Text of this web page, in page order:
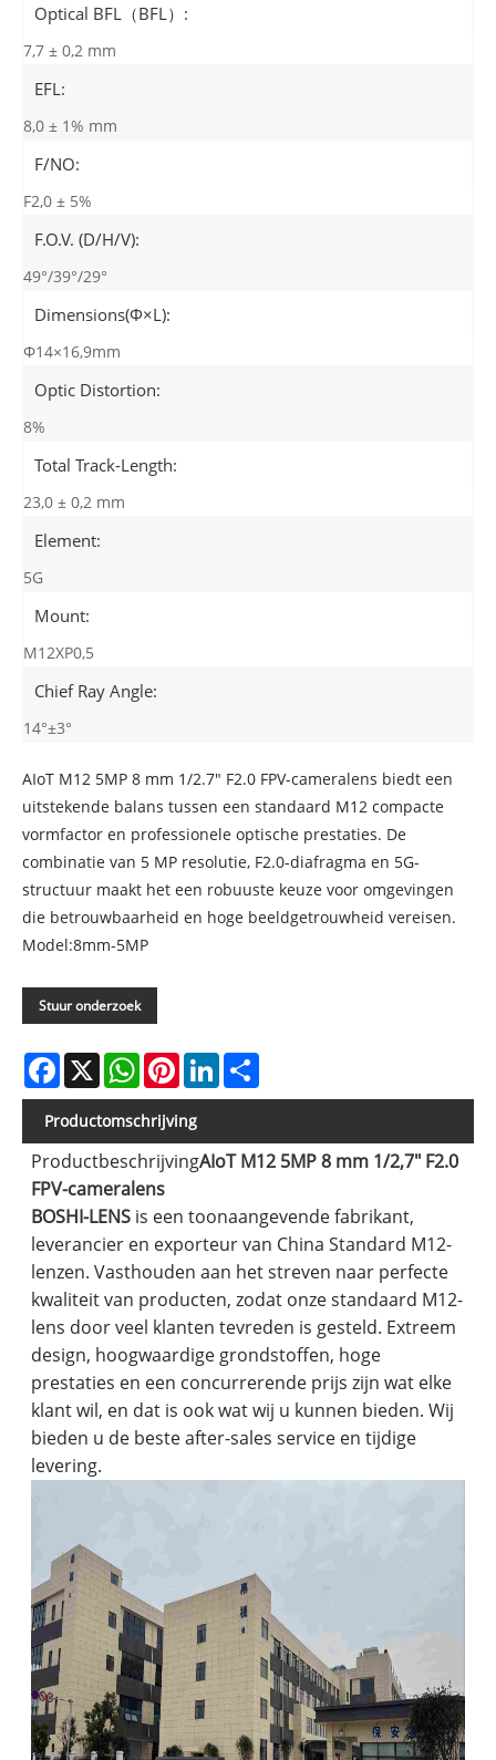
Optical BFL（BFL）:
7,7 ± 0,2 mm
EFL:
8,0 ± 1% mm
F/NO:
F2,0 ± 5%
F.O.V. (D/H/V):
49°/39°/29°
Dimensions(Φ×L):
Φ14×16,9mm
Optic Distortion:
8%
Total Track-Length:
23,0 ± 0,2 mm
Element:
5G
Mount:
M12XP0,5
Chief Ray Angle:
14°±3°
AIoT M12 5MP 8 mm 1/2.7" F2.0 FPV-cameralens biedt een
uitstekende balans tussen een standaard M12 compacte
vormfactor en professionele optische prestaties. De
combinatie van 5 MP resolutie, F2.0-diafragma en 5G-
structuur maakt het een robuuste keuze voor omgevingen
die betrouwbaarheid en hoge beeldgetrouwheid vereisen.
Model:8mm-5MP
Stuur onderzoek
Facebook
X WhatsAppPinterestLinkedIn
Productomschrijving
ProductbeschrijvingAIoT M12 5MP 8 mm 1/2,7" F2.0
FPV-cameralens
BOSHI-LENS is een toonaangevende fabrikant,
leverancier en exporteur van China Standard M12-
lenzen. Vasthouden aan het streven naar perfecte
kwaliteit van producten, zodat onze standaard M12-
lens door veel klanten tevreden is gesteld. Extreem
design, hoogwaardige grondstoffen, hoge
prestaties en een concurrerende prijs zijn wat elke
klant wil, en dat is ook wat wij u kunnen bieden. Wij
bieden u de beste after-sales service en tijdige
levering.